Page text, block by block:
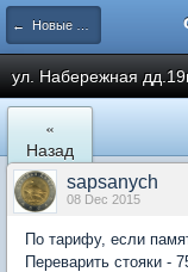
← Новые Водники
ул. Набережная
«
Назад
sapsanych
08 Dec 2015
По тарифу, если
Переварить стояки -